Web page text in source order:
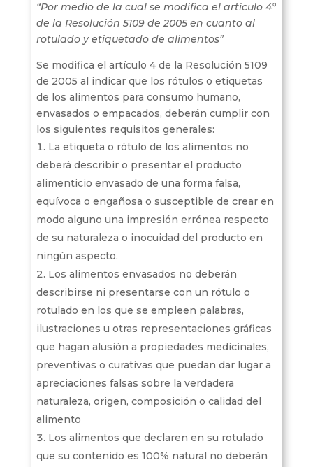
“Por medio de la cual se modifica el artículo 4°
de la Resolución 5109 de 2005 en cuanto al
rotulado y etiquetado de alimentos”
Se modifica el artículo 4 de la Resolución 5109
de 2005 al indicar que los rótulos o etiquetas
de los alimentos para consumo humano,
envasados o empacados, deberán cumplir con
los siguientes requisitos generales:
La etiqueta o rótulo de los alimentos no
deberá describir o presentar el producto
alimenticio envasado de una forma falsa,
equívoca o engañosa o susceptible de crear en
modo alguno una impresión errónea respecto
de su naturaleza o inocuidad del producto en
ningún aspecto.
Los alimentos envasados no deberán
describirse ni presentarse con un rótulo o
rotulado en los que se empleen palabras,
ilustraciones u otras representaciones gráficas
que hagan alusión a propiedades medicinales,
preventivas o curativas que puedan dar lugar a
apreciaciones falsas sobre la verdadera
naturaleza, origen, composición o calidad del
alimento
Los alimentos que declaren en su rotulado
que su contenido es 100% natural no deberán